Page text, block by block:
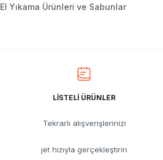
El Yıkama Ürünleri ve Sabunlar
LİSTELİ ÜRÜNLER
Tekrarlı alışverişlerinizi
jet hızıyla gerçekleştirin